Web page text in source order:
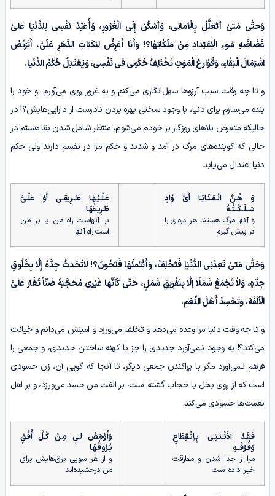
وَحتّٰى مَتىٰ أَتَعَلَّلُ بِالْاَمٰانِی، وَأَسْکُنُ إِلَی الْغُرُورِ، وَأُعَبِّدُ نَفْسِی لِلدُّنْیَا عَلیٰ
غَضَاضَهِ سُوءِ الْاِعْتِدٰادِ مِنْ مَلَکٰاتِهٰا؟! وَأَنَا أَعْرِضُ لِنَکَبَاتِ الدَّهْرِ عَلَیَّ، أَتَرَبَّصُ
اشْتِمَالَ الْبَقٰاءِ، وَقَوٰارِعُ الْمَوْتِ تَخْتَلِفُ حُکْمِی فیٖ نَفْسِی، وَیَعْتَدِلُ حُکْمُ الدُّنْیٰا.
و تا چه وقت سبب آرزوها سهل‌انگاری می‌کنم و به غرور روی می‌‌آورم، و خود را
بنده می‌سازم برای دنیا، با وجود سختی بهره بردن نادرست از دارایی‌هایش؟! در
حالیکه متعرض بلاهای روزگار بر خودم می‌شوم، منتظر شامل شدن بقا هستم در
حالی که کوبنده‌های مرگ در آمد و شدند و حکم مرا در نفسم دارند ولی حکم
دنیا اعتدال می‌یابد.
وَ هُـنَّ الْـمَـنَـایَـا أَیَّ وٰادٍ
سَــلَـکْــتُـهُ
و آنها مرگ هستند هر دره‌ای را
در پیش گیرم
عَـلَـیْـهَـا طَــرِیقِـی أَوْ عَلَـیَّ
طَـرِیـقُهَـا
بر آنهاست راه من یا بر من
است راه آنها
وَحَتّٰى مَتىٰ تَعِدُنِی الدُّنْیَا فَتَخْلِفُ، وَأَئْتَمِنُهَا فَتَخُونُ؟! لاٰتُحْدِثُ جِدَّهً إِلّٰا بِخَلُوقِ
جِدَّهٍ، وَلاٰ تَجْمَعُ شَمْلًا إِلّٰا بِتَفْرِیقِ شَمْلٍ، حَتّٰى کَأَنَّهٰا غَیْرىٰ مُحَجَّبَهً ضَنّاً تَغٰارُ عَلَیَّ
الْاُلْفَهَ، وَتَحْسِدُ أَهْلَ النِّعَمِ.
و تا چه وقت دنیا مرا وعده می‌دهد و تخلف می‌ورزد و امینش می‌دانم و خیانت
می‌کند؟! به وجود نـمی‌آورد جدیدی را جز با کهنه ساختـن جدیدی، و جمعی را
فراهم نـمی‌آورد مگر با پراکندن جمعی دیگر، تا آنجا که گویی آن، زن حسودی
است که از روی بخل با حجاب گشته است، بر الفت من حسد می‌ورزد، و بر اهل
نعمت‌ها حسودی می‌کند.
فَـقَـدْ آذَنْـتَـنِـی بِـاِنْـقِطَاعٍ
وَفُـرْقَــهٍ
مرا از جدا شدن و مفارقت
خبـر داده است
وَأَوْمَضَ لـیٖ مِـنْ کُـلِّ أُفْـقٍ
بُـرُوقُـهَـا
و از هر سویی برق‌هایش برای
من درخشیده‌اند